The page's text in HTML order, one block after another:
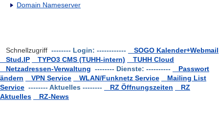
Domain Nameserver
Schnellzugriff -------- Login: ------------
SOGO Kalender+Webmail
Stud.IP
TYPO3 CMS (TUHH-intern)
TUHH Cloud
Netzadressen-Verwaltung -------- Dienste: ----------
Passwort
ändern
VPN Service WLAN/Funknetz Service
Mailing List
Service -------- Aktuelles -------- RZ Öffnungszeiten
RZ
Aktuelles
RZ-News